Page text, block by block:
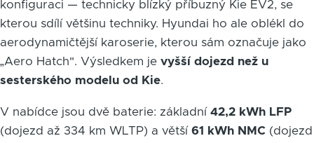
konfiguraci — technicky blízký příbuzný Kie EV2, se
kterou sdílí většinu techniky. Hyundai ho ale oblékl do
aerodynamičtější karoserie, kterou sám označuje jako
„Aero Hatch". Výsledkem je vyšší dojezd než u
sesterského modelu od Kie.
V nabídce jsou dvě baterie: základní 42,2 kWh LFP
(dojezd až 334 km WLTP) a větší 61 kWh NMC (dojezd